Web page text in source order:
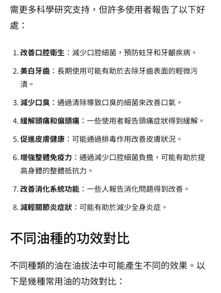
需更多科學研究支持，但許多使用者報告了以下好
處：
改善口腔衛生 ：減少口腔細菌，預防蛀牙和牙齦疾病。
美白牙齒 ：長期使用可能有助於去除牙齒表面的輕微污
漬。
減少口臭 ：通過清除導致口臭的細菌來改善口氣。
緩解頭痛和偏頭痛 ：一些使用者報告頭痛症狀得到緩解。
促進皮膚健康 ：可能通過排毒作用改善皮膚狀況。
增強整體免疫力 ：通過減少口腔細菌負擔，可能有助於提
高身體的整體抵抗力。
改善消化系統功能 ：一些人報告消化問題得到改善。
減輕關節炎症狀 ：可能有助於減少全身炎症。
不同油種的功效對比
不同種類的油在油拔法中可能產生不同的效果。以
下是幾種常用油的功效對比：